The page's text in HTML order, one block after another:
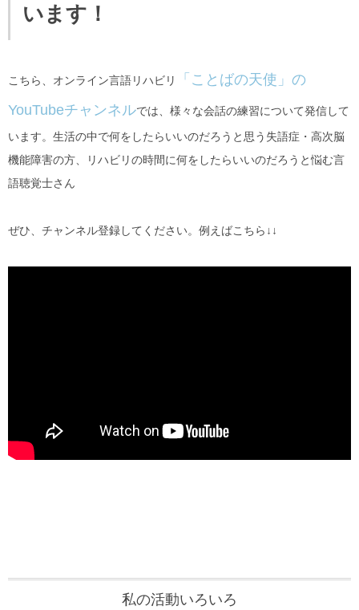
います！
こちら、オンライン言語リハビリ
「ことばの天使」の
YouTubeチャンネルでは、様々な会話の練習について発信して
います。生活の中で何をしたらいいのだろうと思う失語症・高次脳
機能障害の方、リハビリの時間に何をしたらいいのだろうと悩む言
語聴覚士さん
ぜひ、チャンネル登録してください。例えばこちら↓↓
私の活動いろいろ